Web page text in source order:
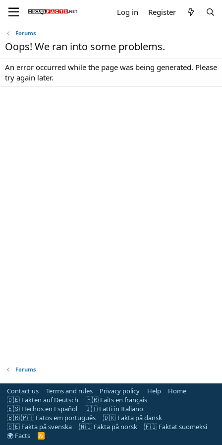
Log in Register
Forums
Oops! We ran into some problems.
An error occurred while the page was being generated. Please
try again later.
Forums
Contact us Terms and rules Privacy policy Help
Home
🇩🇪 Fakten auf Deutsch
🇫🇷 Faits en français
🇪🇸 Hechos en Español
🇮🇹 Fatti in Italiano
🇧🇷 🇵🇹 Fatos em português
🇩🇰 Fakta på dansk
🇸🇪 Fakta på svenska
🇳🇴 Fakta på norsk
🇫🇮 Faktat suomeksi
🌍 Facts
R